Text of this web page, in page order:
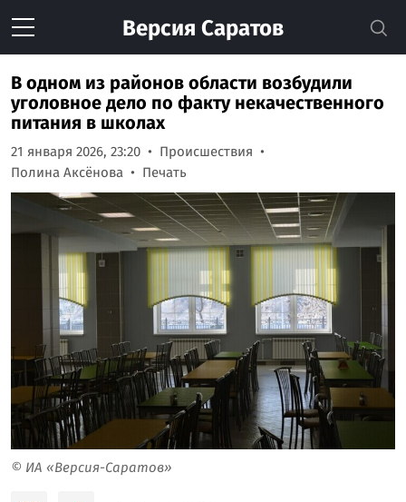
Версия Саратов
В одном из районов области возбудили
уголовное дело по факту некачественного
питания в школах
21 января 2026, 23:20
Происшествия
Полина Аксёнова
Печать
© ИА «Версия-Саратов»